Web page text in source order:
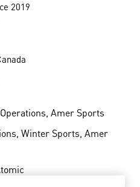
2019
Amer Sports
Winter Sports, Amer